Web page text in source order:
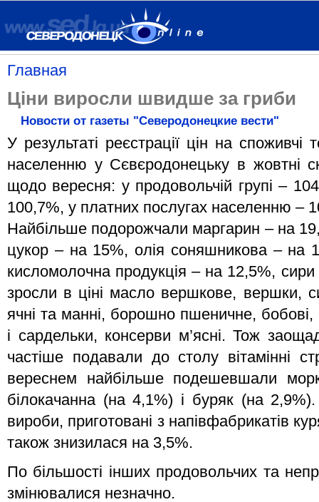
Главная
Ціни виросли швидше за гриби
Новости от газеты "Северодонецкие вести"
У результаті реєстрації цін на споживчі
населенню у Сєвєродонецьку в жовтні
щодо вересня: у продовольчій групі –
100,7%, у платних послугах населенню –
Найбільше подорожчали маргарин – на
цукор – на 15%, олія соняшникова – на
кисломолочна продукція – на 12,5%,
зросли в ціні масло вершкове, вершки,
ячні та манні, борошно пшеничне,
і сардельки, консерви м’ясні. Тож
частіше подавали до столу вітамінні
вереснем найбільше подешевшали
білокачанна (на 4,1%) і буряк (на
вироби, приготовані з напівфабрикатів
також знизилася на 3,5%.
По більшості інших продовольчих та
змінювалися незначно.